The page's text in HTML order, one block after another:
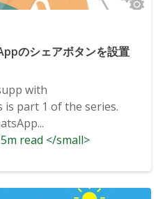
のシェアボタンを設置
with
part 1 of the series.
read </small>